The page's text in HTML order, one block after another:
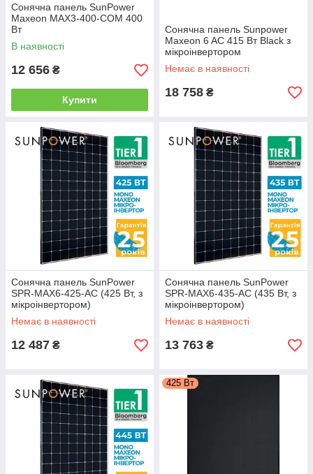
Сонячна панель SunPower
Maxeon MAX3-400-COM 400
Вт
В наявності
12 656 ₴
Купити
Сонячна панель Sunpower
Maxeon 6 AC 415 Вт Black з
мікроінвертором
Немає в наявності
18 758 ₴
Сонячна панель SunPower
SPR-MAX6-425-AC (425 Вт, з
мікроінвертором)
Немає в наявності
12 487 ₴
Сонячна панель SunPower
SPR-MAX6-435-AC (435 Вт, з
мікроінвертором)
Немає в наявності
13 763 ₴
425 Вт